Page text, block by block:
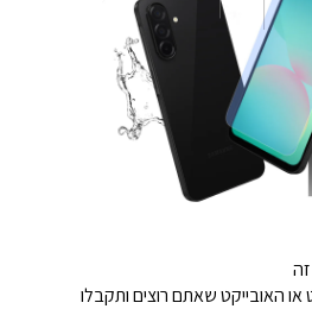
האובייקט שאתם רוצים ותקבלו